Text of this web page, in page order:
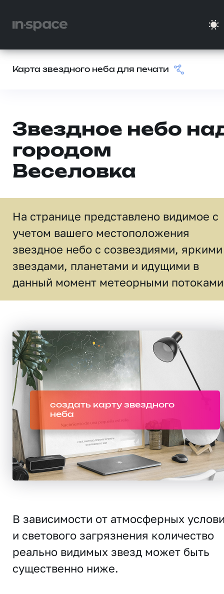
Карта звездного неба для печати
Звездное небо
городом
Веселовка
На странице представлено видимое c
учетом вашего местоположения
звездное небо c созвездиями, яркими
звездами, планетами и идущими в
данный момент метеорными
создать карту звездного
неба
В зависимости от атмосферных
и светового загрязнения количество
реально видимых звезд может быть
существенно ниже.